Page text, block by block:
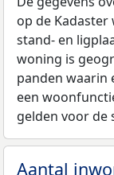
op de
stand- en
woning is
panden waarin
een
gelden voor de
Aantal